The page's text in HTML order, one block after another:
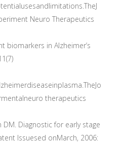
Neuro Therapeutics
biomarkers in Alzheimer’s
therapeutics
Diagnostic for early stage
Issuesed onMarch, 2006: